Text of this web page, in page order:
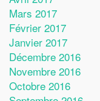
Mars 2017
Février 2017
Janvier 2017
Décembre 2016
Novembre 2016
Octobre 2016